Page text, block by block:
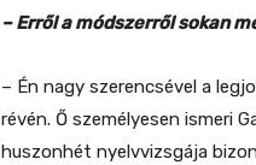
– Erről a módszerről sokan
– Én nagy szerencsével a
révén. Ő személyesen ismeri
huszonhét nyelvvizsgája